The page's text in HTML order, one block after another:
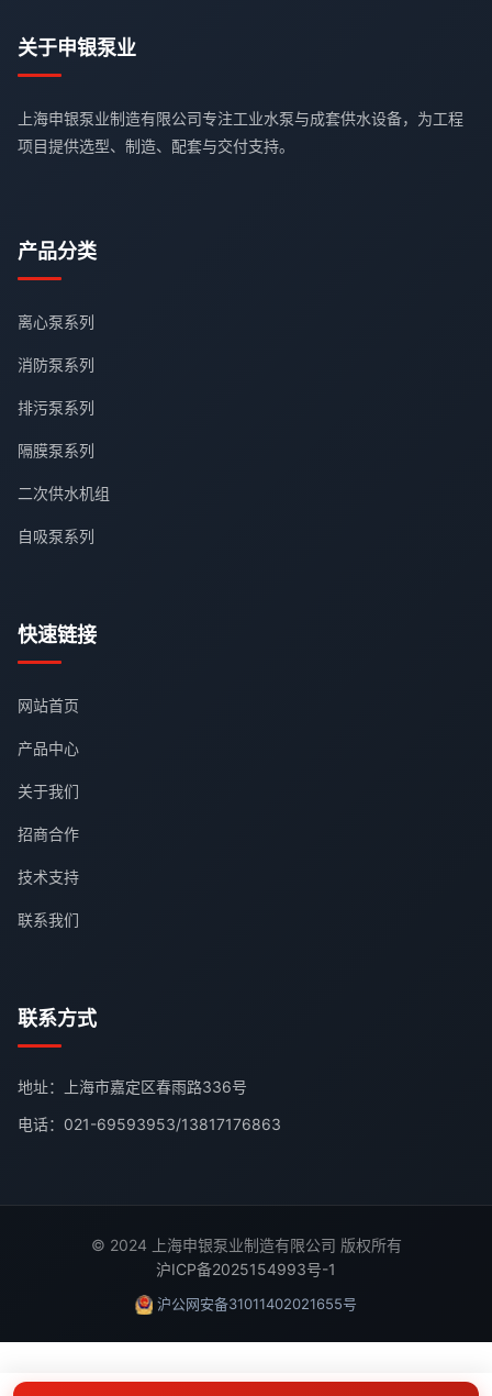
关于申银泵业
上海申银泵业制造有限公司专注工业水泵与成套供水设备，为工程
项目提供选型、制造、配套与交付支持。
产品分类
离心泵系列
消防泵系列
排污泵系列
隔膜泵系列
二次供水机组
自吸泵系列
快速链接
网站首页
产品中心
关于我们
招商合作
技术支持
联系我们
联系方式
地址：上海市嘉定区春雨路336号
电话： 021-69593953/13817176863
© 2024 上海申银泵业制造有限公司 版权所有
沪ICP备2025154993号-1
沪公网安备31011402021655号